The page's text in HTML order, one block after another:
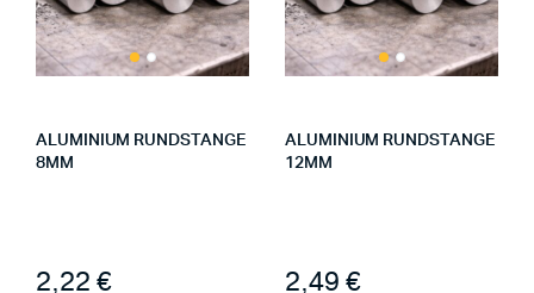
ALUMINIUM RUNDSTANGE
8MM
2,22 €
ALUMINIUM RUNDSTANGE
12MM
2,49 €